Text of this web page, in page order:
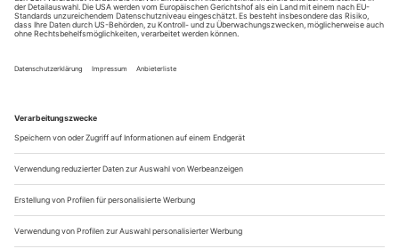
V. Girelli, R. Novitzky, S. Heller, L. Stiens «Creations
Stuttgart
Eigentlich liefern Vittoria Girelli, Roman Novitzky, Shaked
Heller und Louis Stiens in ihren Interviews genügend
Stichworte, um der letzten Premiere der vergangenen Spielzeit
einen ebenso programmatischen wie persönlichen Titel geben
zu können. Doch Ballettintendant Tamas Detrich hält an
seiner simplen...